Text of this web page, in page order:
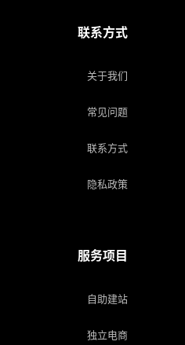
联系方式
关于我们
常见问题
联系方式
隐私政策
服务项目
自助建站
独立电商